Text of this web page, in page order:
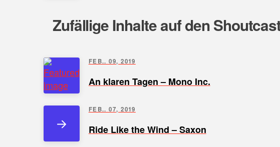
Zufällige Inhalte auf den
FEB.. 09, 2019
An klaren Tagen – Mono Inc.
FEB.. 07, 2019
Ride Like the Wind – Saxon